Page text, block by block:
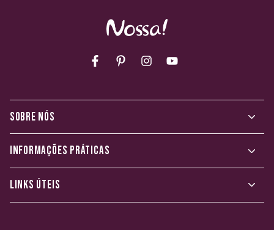
SOBRE NÓS
INFORMAÇÕES PRÁTICAS
LINKS ÚTEIS